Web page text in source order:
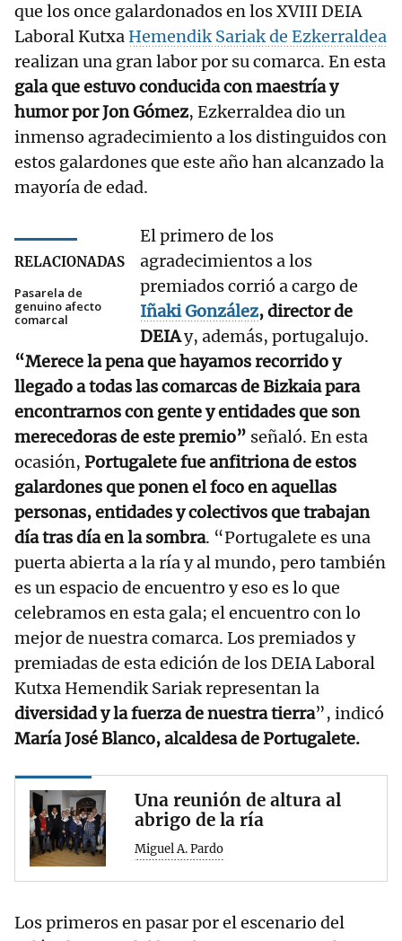
que los once galardonados en los XVIII DEIA
Laboral Kutxa Hemendik Sariak de Ezkerraldea
realizan una gran labor por su comarca. En esta
gala que estuvo conducida con maestría y
humor por Jon Gómez, Ezkerraldea dio un
inmenso agradecimiento a los distinguidos con
estos galardones que este año han alcanzado la
mayoría de edad.
RELACIONADAS
Pasarela de
genuino afecto
comarcal
El primero de los
agradecimientos a los
premiados corrió a cargo de
Iñaki González, director de
DEIAy, además, portugalujo.
“Merece la pena que hayamos recorrido y
llegado a todas las comarcas de Bizkaia para
encontrarnos con gente y entidades que son
merecedoras de este premio” señaló. En esta
ocasión, Portugalete fue anfitriona de estos
galardones que ponen el foco en aquellas
personas, entidades y colectivos que trabajan
día tras día en la sombra. “Portugalete es una
puerta abierta a la ría y al mundo, pero también
es un espacio de encuentro y eso es lo que
celebramos en esta gala; el encuentro con lo
mejor de nuestra comarca. Los premiados y
premiadas de esta edición de los DEIA Laboral
Kutxa Hemendik Sariak representan la
diversidad y la fuerza de nuestra tierra”, indicó
María José Blanco, alcaldesa de Portugalete.
Una reunión de altura al
abrigo de la ría
Miguel A. Pardo
Los primeros en pasar por el escenario del